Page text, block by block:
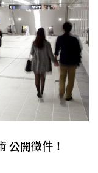
公開徵件！